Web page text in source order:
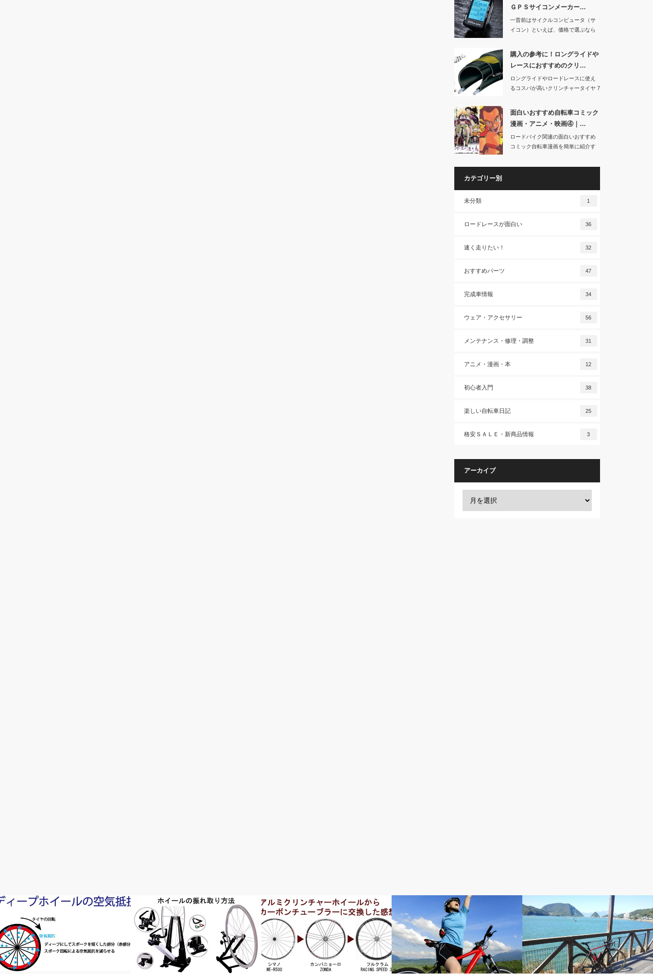
ＧＰＳサイコンメーカー…
一昔前はサイクルコンピュータ（サ
イコン）といえば、価格で選ぶなら
購入の参考に！ロングライドや
レースにおすすめのクリ…
ロングライドやロードレースに使え
るコスパが高いクリンチャータイヤ 7
面白いおすすめ自転車コミック
漫画・アニメ・映画④｜…
ロードバイク関連の面白いおすすめ
コミック自転車漫画を簡単に紹介す
カテゴリー別
未分類 1
ロードレースが面白い 36
速く走りたい！ 32
おすすめパーツ 47
完成車情報 34
ウェア・アクセサリー 56
メンテナンス・修理・調整 31
アニメ・漫画・本 12
初心者入門 38
楽しい自転車日記 25
格安ＳＡＬＥ・新商品情報 3
アーカイブ